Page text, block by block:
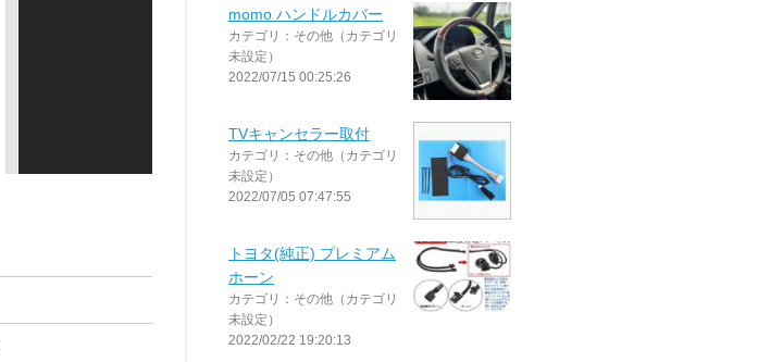
momo ハンドルカバー
カテゴリ：その他（カテゴリ
未設定）
2022/07/15 00:25:26
TVキャンセラー取付
カテゴリ：その他（カテゴリ
未設定）
2022/07/05 07:47:55
トヨタ(純正) プレミアム
ホーン
カテゴリ：その他（カテゴリ
未設定）
2022/02/22 19:20:13